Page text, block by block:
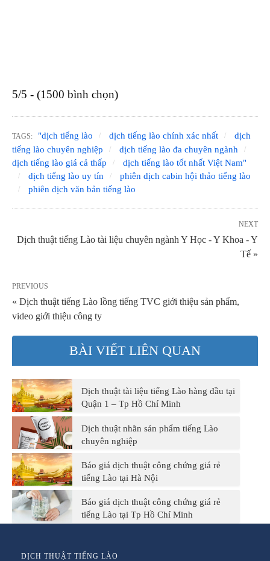
5/5 - (1500 bình chọn)
TAGS: "dịch tiếng lào dịch tiếng lào chính xác nhất
dịch
tiếng lào chuyên nghiệp
dịch tiếng lào đa chuyên ngành
dịch tiếng lào giá cả thấp
dịch tiếng lào tốt nhất Việt Nam"
dịch tiếng lào uy tín
phiên dịch cabin hội thảo tiếng lào
phiên dịch văn bản tiếng lào
NEXT
Dịch thuật tiếng Lào tài liệu chuyên ngành Y Học - Y Khoa - Y
Tế »
PREVIOUS
« Dịch thuật tiếng Lào lồng tiếng TVC giới thiệu sản phẩm,
video giới thiệu công ty
BÀI VIẾT LIÊN QUAN
Dịch thuật tài liệu tiếng Lào hàng đầu tại
Quận 1 – Tp Hồ Chí Minh
Dịch thuật nhãn sản phẩm tiếng Lào
chuyên nghiệp
Báo giá dịch thuật công chứng giá rẻ
tiếng Lào tại Hà Nội
Báo giá dịch thuật công chứng giá rẻ
tiếng Lào tại Tp Hồ Chí Minh
DỊCH THUẬT TIẾNG LÀO